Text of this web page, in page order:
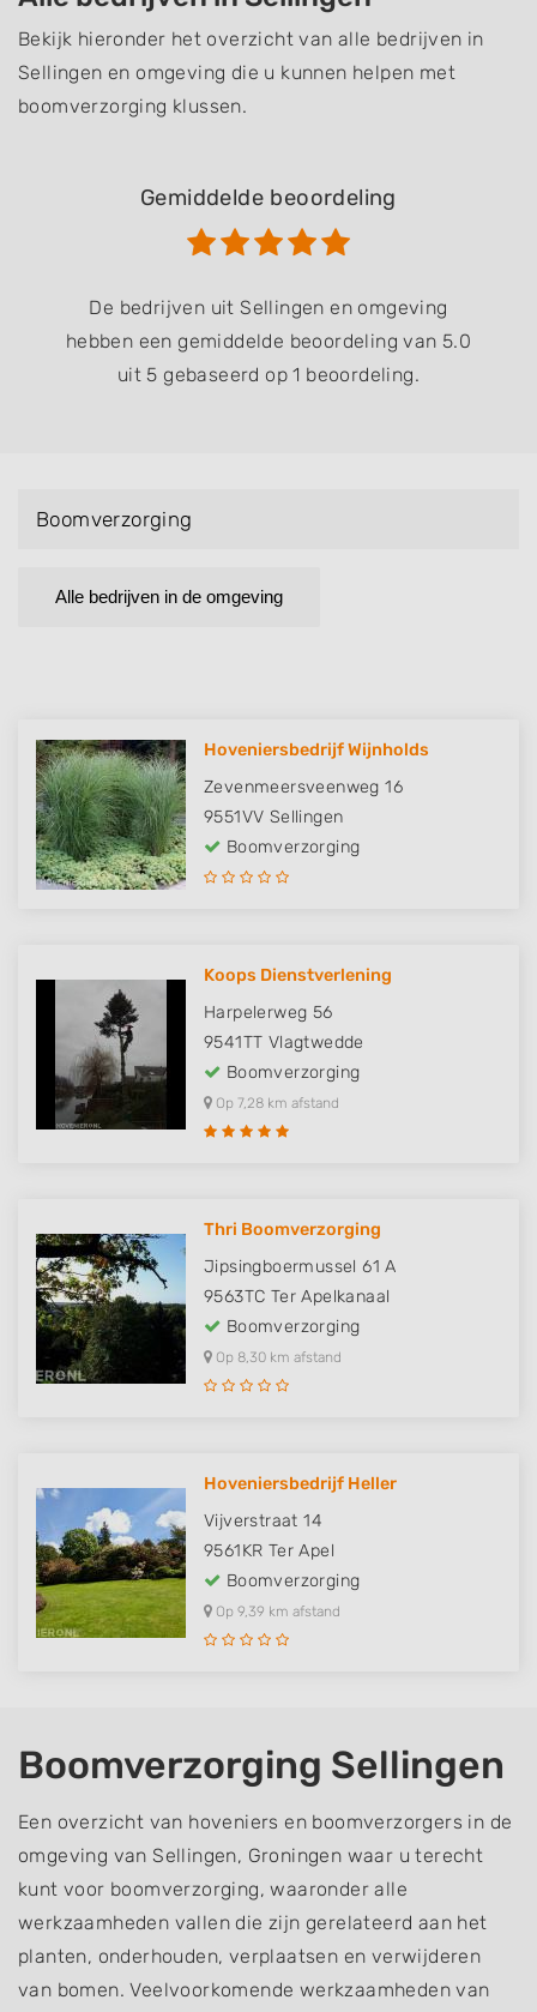
Bekijk hieronder het overzicht van alle bedrijven in
Sellingen en omgeving die u kunnen helpen met
boomverzorging klussen.
Gemiddelde beoordeling
De bedrijven uit Sellingen en omgeving
hebben een gemiddelde beoordeling van 5.0
uit 5 gebaseerd op 1 beoordeling.
Boomverzorging
Alle bedrijven in de omgeving
Hoveniersbedrijf Wijnholds
Zevenmeersveenweg 16
9551VV Sellingen
Boomverzorging
Koops Dienstverlening
Harpelerweg 56
9541TT Vlagtwedde
Boomverzorging
Op 7,28 km afstand
Thri Boomverzorging
Jipsingboermussel 61 A
9563TC Ter Apelkanaal
Boomverzorging
Op 8,30 km afstand
Hoveniersbedrijf Heller
Vijverstraat 14
9561KR Ter Apel
Boomverzorging
Op 9,39 km afstand
Boomverzorging Sellingen
Een overzicht van hoveniers en boomverzorgers in de
omgeving van Sellingen, Groningen waar u terecht
kunt voor boomverzorging, waaronder alle
werkzaamheden vallen die zijn gerelateerd aan het
planten, onderhouden, verplaatsen en verwijderen
van bomen. Veelvoorkomende werkzaamheden van